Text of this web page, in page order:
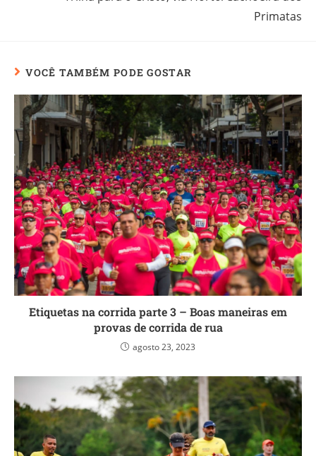
Primatas
VOCÊ TAMBÉM PODE GOSTAR
Etiquetas na corrida parte 3 – Boas maneiras em
provas de corrida de rua
agosto 23, 2023